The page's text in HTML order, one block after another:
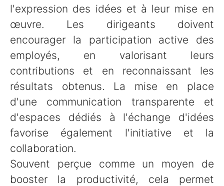
l'expression des idées et à leur mise en
œuvre. Les dirigeants doivent
encourager la participation active des
employés, en valorisant leurs
contributions et en reconnaissant les
résultats obtenus. La mise en place
d'une communication transparente et
d'espaces dédiés à l'échange d'idées
favorise également l'initiative et la
collaboration.
Souvent perçue comme un moyen de
booster la productivité, cela permet